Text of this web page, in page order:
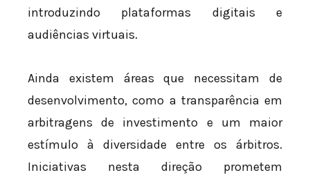
introduzindo plataformas digitais e
audiências virtuais.
Ainda existem áreas que necessitam de
desenvolvimento, como a transparência em
arbitragens de investimento e um maior
estímulo à diversidade entre os árbitros.
Iniciativas nesta direção prometem